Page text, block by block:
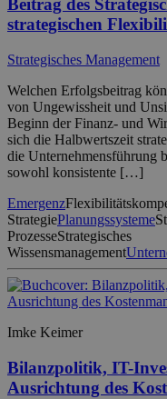
Beitrag des
strategischen
Strategisches Management
Welchen Erfolgsbeitrag
von Ungewissheit und
Beginn der Finanz- und
sich die Halbwertszeit
die Unternehmensführung
sowohl konsistente […]
Emergenz
StrategiePlanungssysteme
ProzesseStrategisches
Wissensmanagement
Imke Keimer
Bilanzpolitik, IT-
Ausrichtung des